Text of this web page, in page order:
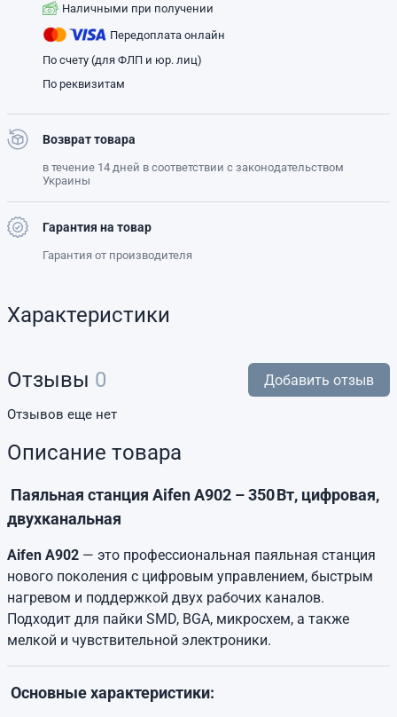
Наличными при получении
Передоплата онлайн
По счету (для ФЛП и юр. лиц)
По реквизитам
Возврат товара
в течение 14 дней в соответствии с законодательством
Украины
Гарантия на товар
Гарантия от производителя
Характеристики
Отзывы 0 Добавить отзыв
Отзывов еще нет
Описание товара
Паяльная станция Aifen A902 – 350 Вт, цифровая,
двухканальная
Aifen A902 — это профессиональная паяльная станция
нового поколения с цифровым управлением, быстрым
нагревом и поддержкой двух рабочих каналов.
Подходит для пайки SMD, BGA, микросхем, а также
мелкой и чувствительной электроники.
Основные характеристики: